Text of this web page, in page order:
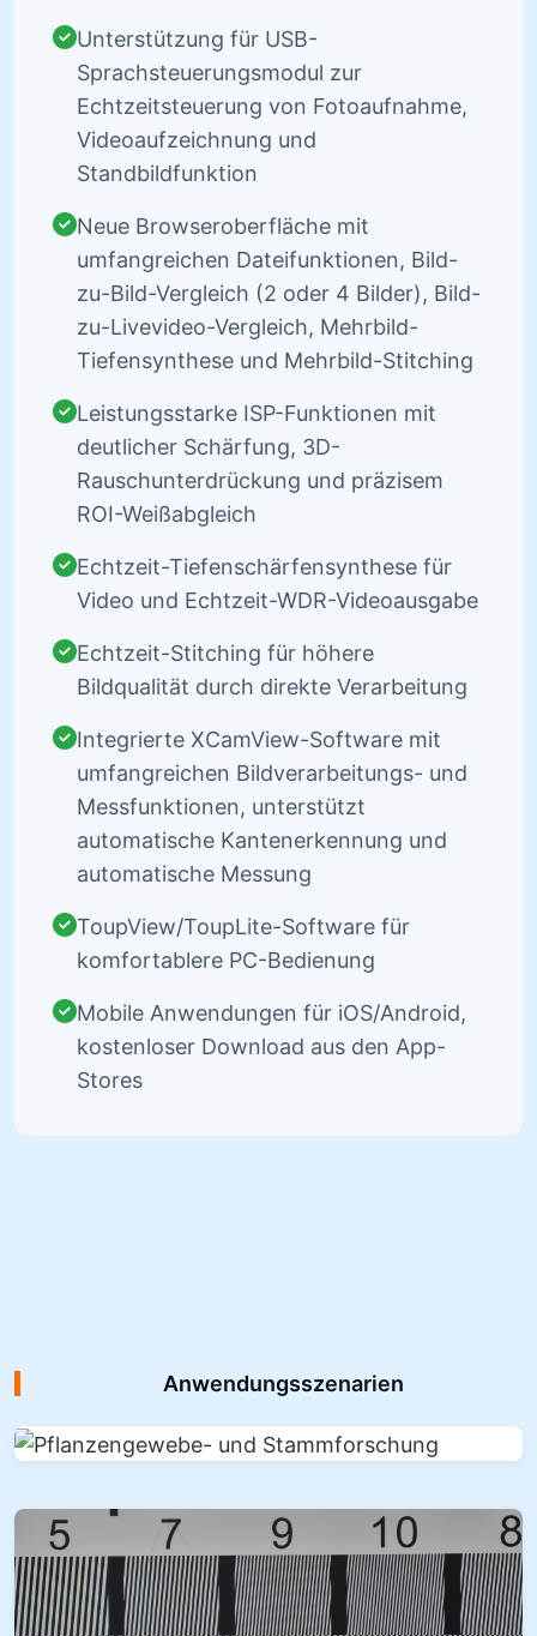
Unterstützung für USB-
Sprachsteuerungsmodul zur
Echtzeitsteuerung von Fotoaufnahme,
Videoaufzeichnung und
Standbildfunktion
Neue Browseroberfläche mit
umfangreichen Dateifunktionen, Bild-
zu-Bild-Vergleich (2 oder 4 Bilder), Bild-
zu-Livevideo-Vergleich, Mehrbild-
Tiefensynthese und Mehrbild-Stitching
Leistungsstarke ISP-Funktionen mit
deutlicher Schärfung, 3D-
Rauschunterdrückung und präzisem
ROI-Weißabgleich
Echtzeit-Tiefenschärfensynthese für
Video und Echtzeit-WDR-Videoausgabe
Echtzeit-Stitching für höhere
Bildqualität durch direkte Verarbeitung
Integrierte XCamView-Software mit
umfangreichen Bildverarbeitungs- und
Messfunktionen, unterstützt
automatische Kantenerkennung und
automatische Messung
ToupView/ToupLite-Software für
komfortablere PC-Bedienung
Mobile Anwendungen für iOS/Android,
kostenloser Download aus den App-
Stores
Anwendungsszenarien